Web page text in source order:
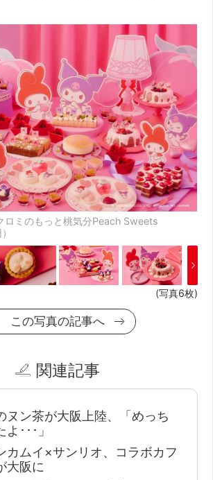
ロミのもっと桃気分Peach Sweets
(写真6枚)
この写真の記事へ
関連記事
ヌン茶が大阪上陸、「めっち
･･･」
カムイ×サンリオ、コラボカフ
大阪に